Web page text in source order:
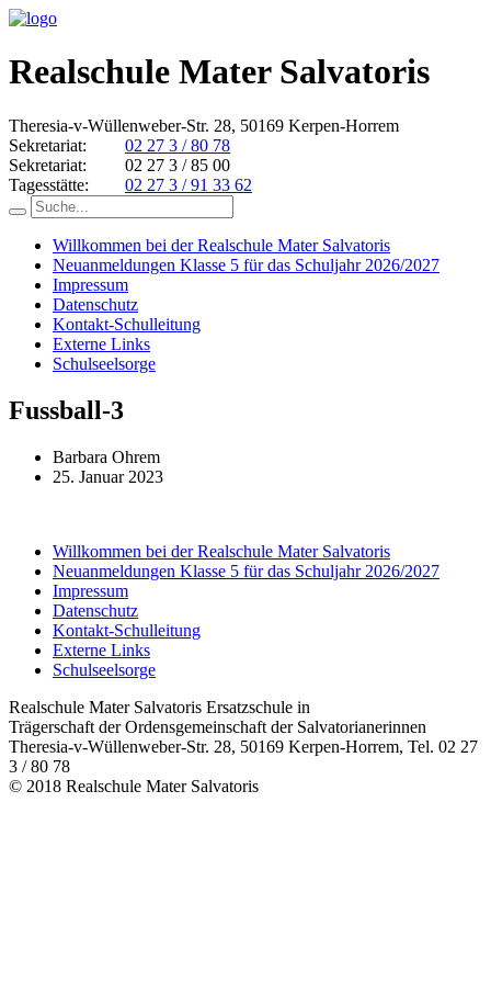
Realschule Mater Salvatoris
Theresia-v-Wüllenweber-Str. 28, 50169 Kerpen-Horrem
Sekretariat:
02 27 3 / 80 78
Sekretariat:
02 27 3 / 85 00
Tagesstätte:
02 27 3 / 91 33 62
Willkommen bei der Realschule Mater Salvatoris
Neuanmeldungen Klasse 5 für das Schuljahr 2026/2027
Impressum
Datenschutz
Kontakt-Schulleitung
Externe Links
Schulseelsorge
Fussball-3
Barbara Ohrem
25. Januar 2023
Willkommen bei der Realschule Mater Salvatoris
Neuanmeldungen Klasse 5 für das Schuljahr 2026/2027
Impressum
Datenschutz
Kontakt-Schulleitung
Externe Links
Schulseelsorge
Realschule Mater Salvatoris Ersatzschule in
Trägerschaft der Ordensgemeinschaft der Salvatorianerinnen
Theresia-v-Wüllenweber-Str. 28, 50169 Kerpen-Horrem, Tel. 02 27
3 / 80 78
© 2018 Realschule Mater Salvatoris